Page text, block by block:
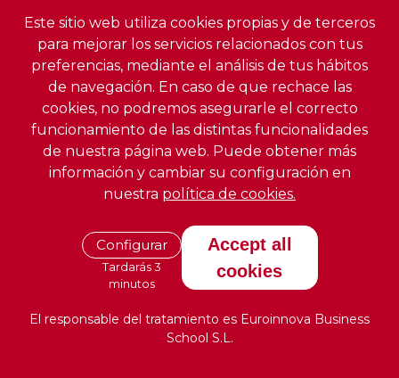
Este sitio web utiliza cookies propias y de terceros
para mejorar los servicios relacionados con tus
preferencias, mediante el análisis de tus hábitos
de navegación. En caso de que rechace las
cookies, no podremos asegurarle el correcto
funcionamiento de las distintas funcionalidades
de nuestra página web. Puede obtener más
información y cambiar su configuración en
nuestra política de cookies.
Configurar
Tardarás 3
minutos
Accept all
cookies
El responsable del tratamiento es Euroinnova Business
School S.L.